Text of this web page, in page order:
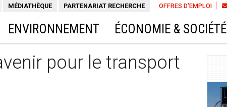
OFFRES D'EMPLOI
MÉDIATHÈQUE PARTENARIAT RECHERCHE
ENVIRONNEMENT ÉCONOMIE & SOCIÉTÉ
pour le transport